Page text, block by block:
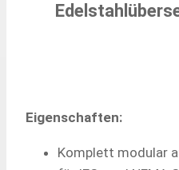
Eigenschaften:
Komplett modular